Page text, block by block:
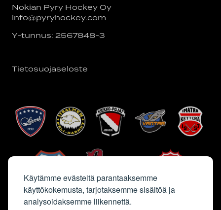
Käytämme evästeitä parantaaksemme
käyttökokemusta, tarjotaksemme sisältöä ja
analysoidaksemme liikennettä.
Nokian Pyry Hockey Oy
info@pyryhockey.com
Y-tunnus: 2567848-3
Tietosuojaseloste